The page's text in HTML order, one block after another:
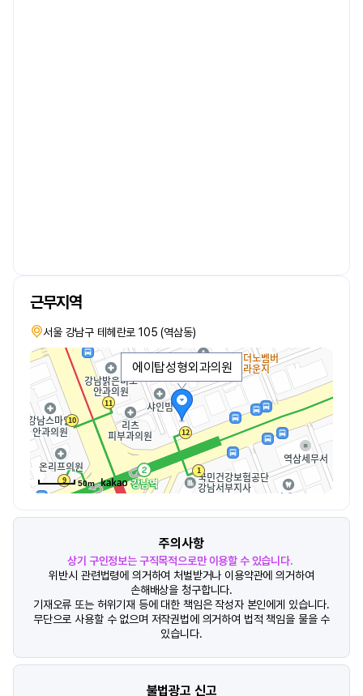
근무지역
서울 강남구 테헤란로 105 (역삼동)
에이탑성형외과의원
50m
주의사항
상기 구인정보는 구직목적으로만 이용할 수 있습니다.
위반시 관련법령에 의거하여 처벌받거나 이용약관에 의거하여
손해배상을 청구합니다.
기재오류 또는 허위기재 등에 대한 책임은 작성자 본인에게 있습니다.
무단으로 사용할 수 없으며 저작권법에 의거하여 법적 책임을 물을 수
있습니다.
불법광고 신고